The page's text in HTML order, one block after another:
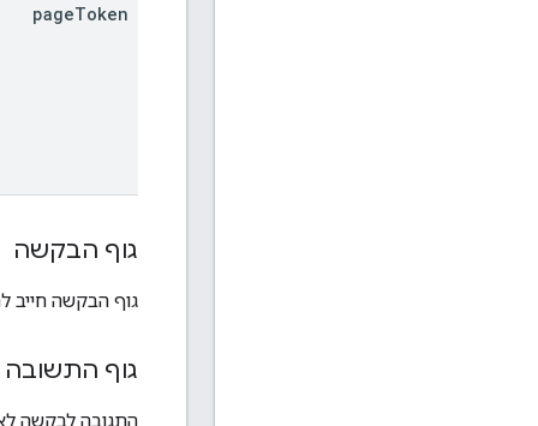
pageToken
גוף הבקשה
גוף הבקשה חייב
גוף התשובה
התגובה לבקשה